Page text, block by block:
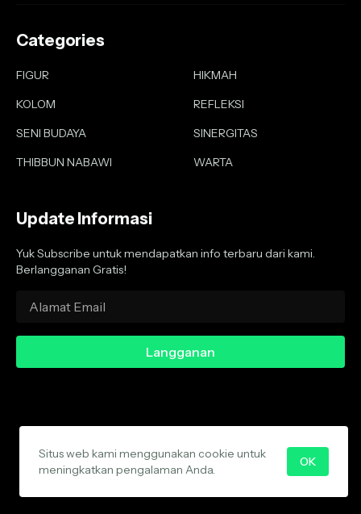
Categories
FIGUR
HIKMAH
KOLOM
REFLEKSI
SENI BUDAYA
SINERGITAS
THIBBUN NABAWI
WARTA
Update Informasi
Yuk Subscribe untuk mendapatkan info terbaru dari kami.
Berlangganan Gratis!
Copyright 2020 - 2025 -Wartanu.com
AboutContactPrivacy PolicyDisclaimerMedia Cyber
Situs web kami menggunakan cookie untuk
meningkatkan pengalaman Anda.
OK